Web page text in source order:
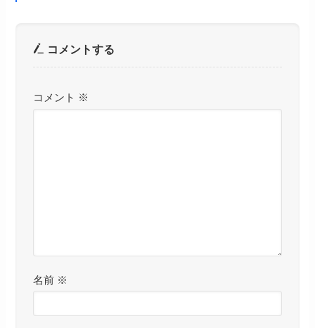
コメントする
コメント ※
名前 ※